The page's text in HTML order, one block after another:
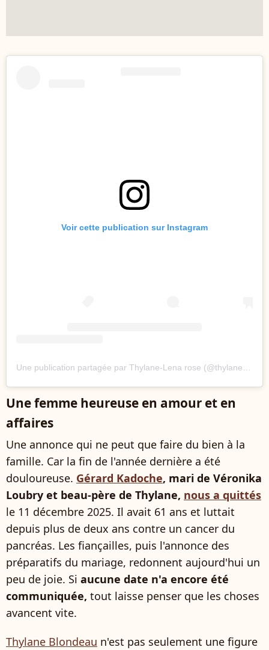
Voir cette publication sur Instagram
Une femme heureuse en amour et en
affaires
Une annonce qui ne peut que faire du bien à la
famille. Car la fin de l'année dernière a été
douloureuse. Gérard Kadoche, mari de Véronika
Loubry et beau-père de Thylane, nous a quittés
le 11 décembre 2025. Il avait 61 ans et luttait
depuis plus de deux ans contre un cancer du
pancréas. Les fiançailles, puis l'annonce des
préparatifs du mariage, redonnent aujourd'hui un
peu de joie. Si aucune date n'a encore été
communiquée, tout laisse penser que les choses
avancent vite.
Thylane Blondeau n'est pas seulement une figure